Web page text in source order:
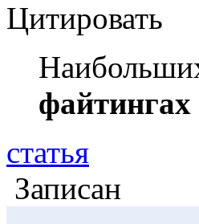
Цитировать
файтингах
статья
Записан